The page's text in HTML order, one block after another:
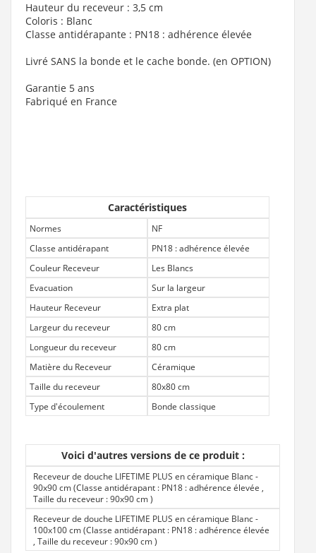
Hauteur du receveur : 3,5 cm
Coloris : Blanc
Classe antidérapante : PN18 : adhérence élevée
Livré SANS la bonde et le cache bonde. (en OPTION)
Garantie 5 ans
Fabriqué en France
Caractéristiques
Normes
NF
Classe antidérapant
PN18 : adhérence élevée
Couleur Receveur
Les Blancs
Evacuation
Sur la largeur
Hauteur Receveur
Extra plat
Largeur du receveur
80 cm
Longueur du receveur
80 cm
Matière du Receveur
Céramique
Taille du receveur
80x80 cm
Type d'écoulement
Bonde classique
Voici d'autres versions de ce produit :
Receveur de douche LIFETIME PLUS en céramique Blanc -
90x90 cm (Classe antidérapant : PN18 : adhérence élevée ,
Taille du receveur : 90x90 cm)
Receveur de douche LIFETIME PLUS en céramique Blanc -
100x100 cm (Classe antidérapant : PN18 : adhérence élevée
, Taille du receveur : 90x90 cm)